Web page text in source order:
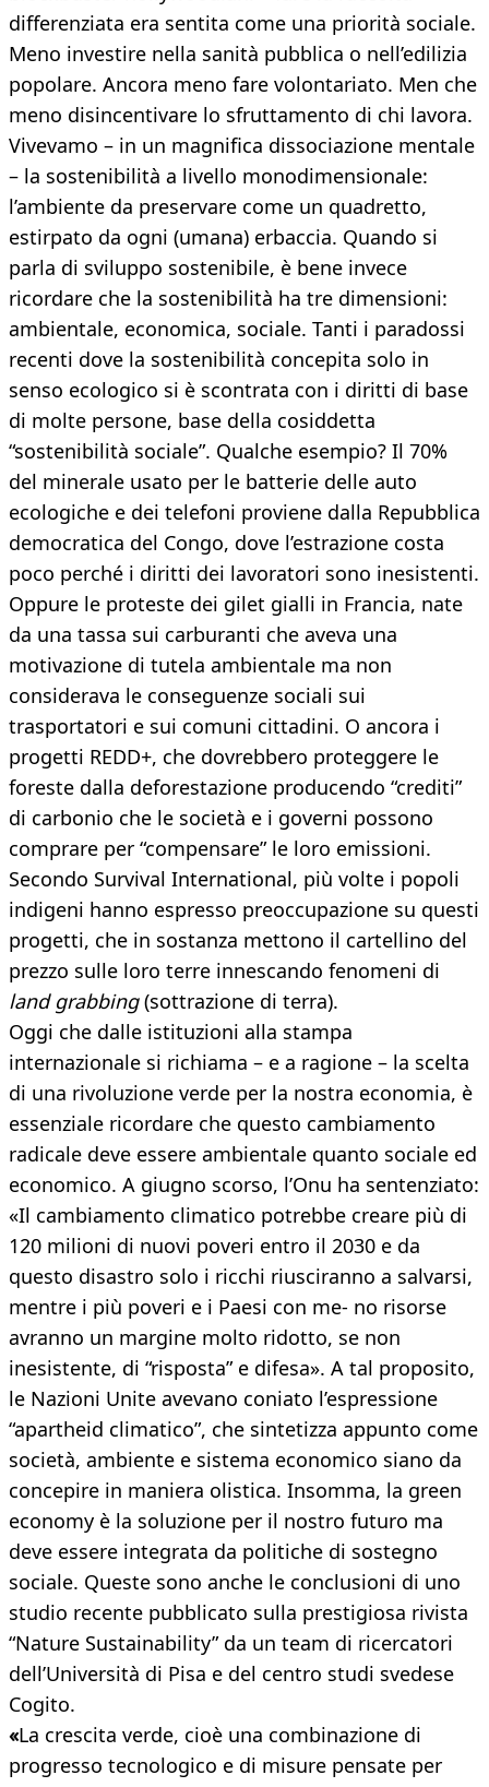
differenziata era sentita come una priorità sociale.
Meno investire nella sanità pubblica o nell’edilizia
popolare. Ancora meno fare volontariato. Men che
meno disincentivare lo sfruttamento di chi lavora.
Vivevamo – in un magnifica dissociazione mentale
– la sostenibilità a livello monodimensionale:
l’ambiente da preservare come un quadretto,
estirpato da ogni (umana) erbaccia. Quando si
parla di sviluppo sostenibile, è bene invece
ricordare che la sostenibilità ha tre dimensioni:
ambientale, economica, sociale. Tanti i paradossi
recenti dove la sostenibilità concepita solo in
senso ecologico si è scontrata con i diritti di base
di molte persone, base della cosiddetta
“sostenibilità sociale”. Qualche esempio? Il 70%
del minerale usato per le batterie delle auto
ecologiche e dei telefoni proviene dalla Repubblica
democratica del Congo, dove l’estrazione costa
poco perché i diritti dei lavoratori sono inesistenti.
Oppure le proteste dei gilet gialli in Francia, nate
da una tassa sui carburanti che aveva una
motivazione di tutela ambientale ma non
considerava le conseguenze sociali sui
trasportatori e sui comuni cittadini. O ancora i
progetti REDD+, che dovrebbero proteggere le
foreste dalla deforestazione producendo “crediti”
di carbonio che le società e i governi possono
comprare per “compensare” le loro emissioni.
Secondo Survival International, più volte i popoli
indigeni hanno espresso preoccupazione su questi
progetti, che in sostanza mettono il cartellino del
prezzo sulle loro terre innescando fenomeni di
land grabbing(sottrazione di terra).
Oggi che dalle istituzioni alla stampa
internazionale si richiama – e a ragione – la scelta
di una rivoluzione verde per la nostra economia, è
essenziale ricordare che questo cambiamento
radicale deve essere ambientale quanto sociale ed
economico. A giugno scorso, l’Onu ha sentenziato:
«Il cambiamento climatico potrebbe creare più di
120 milioni di nuovi poveri entro il 2030 e da
questo disastro solo i ricchi riusciranno a salvarsi,
mentre i più poveri e i Paesi con me- no risorse
avranno un margine molto ridotto, se non
inesistente, di “risposta” e difesa». A tal proposito,
le Nazioni Unite avevano coniato l’espressione
“apartheid climatico”, che sintetizza appunto come
società, ambiente e sistema economico siano da
concepire in maniera olistica. Insomma, la green
economy è la soluzione per il nostro futuro ma
deve essere integrata da politiche di sostegno
sociale. Queste sono anche le conclusioni di uno
studio recente pubblicato sulla prestigiosa rivista
“Nature Sustainability” da un team di ricercatori
dell’Università di Pisa e del centro studi svedese
Cogito.
«La crescita verde, cioè una combinazione di
progresso tecnologico e di misure pensate per